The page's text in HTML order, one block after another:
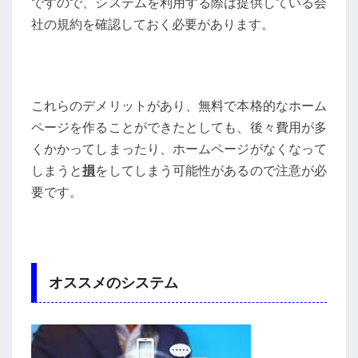
社の規約を確認しておく必要があります。
これらのデメリットがあり、無料で本格的なホーム
ページを作ることができたとしても、後々費用が多
くかかってしまったり、ホームページがなくなって
しまうと損をしてしまう可能性があるので注意が必
要です。
オススメのシステム